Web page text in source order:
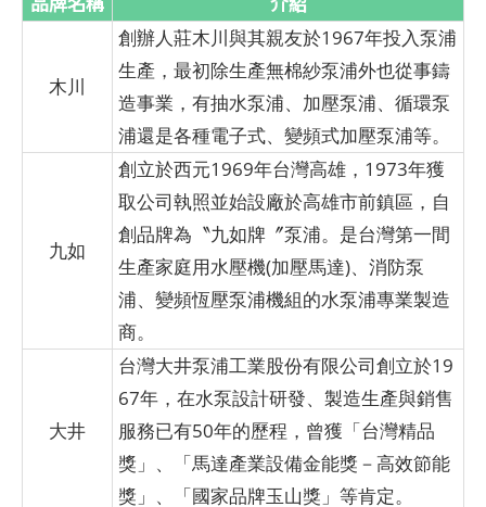
木川
創辦人莊木川與其親友於1967年投入泵浦
生產，最初除生產無棉紗泵浦外也從事鑄
造事業，有抽水泵浦、加壓泵浦、循環泵
浦還是各種電子式、變頻式加壓泵浦等。
九如
創立於西元1969年台灣高雄，1973年獲
取公司執照並始設廠於高雄市前鎮區，自
創品牌為〝九如牌〞泵浦。是台灣第一間
生產家庭用水壓機(加壓馬達)、消防泵
浦、變頻恆壓泵浦機組的水泵浦專業製造
商。
大井
台灣大井泵浦工業股份有限公司創立於19
67年，在水泵設計研發、製造生產與銷售
服務已有50年的歷程，曾獲「台灣精品
獎」、「馬達產業設備金能獎－高效節能
獎」、「國家品牌玉山獎」等肯定。